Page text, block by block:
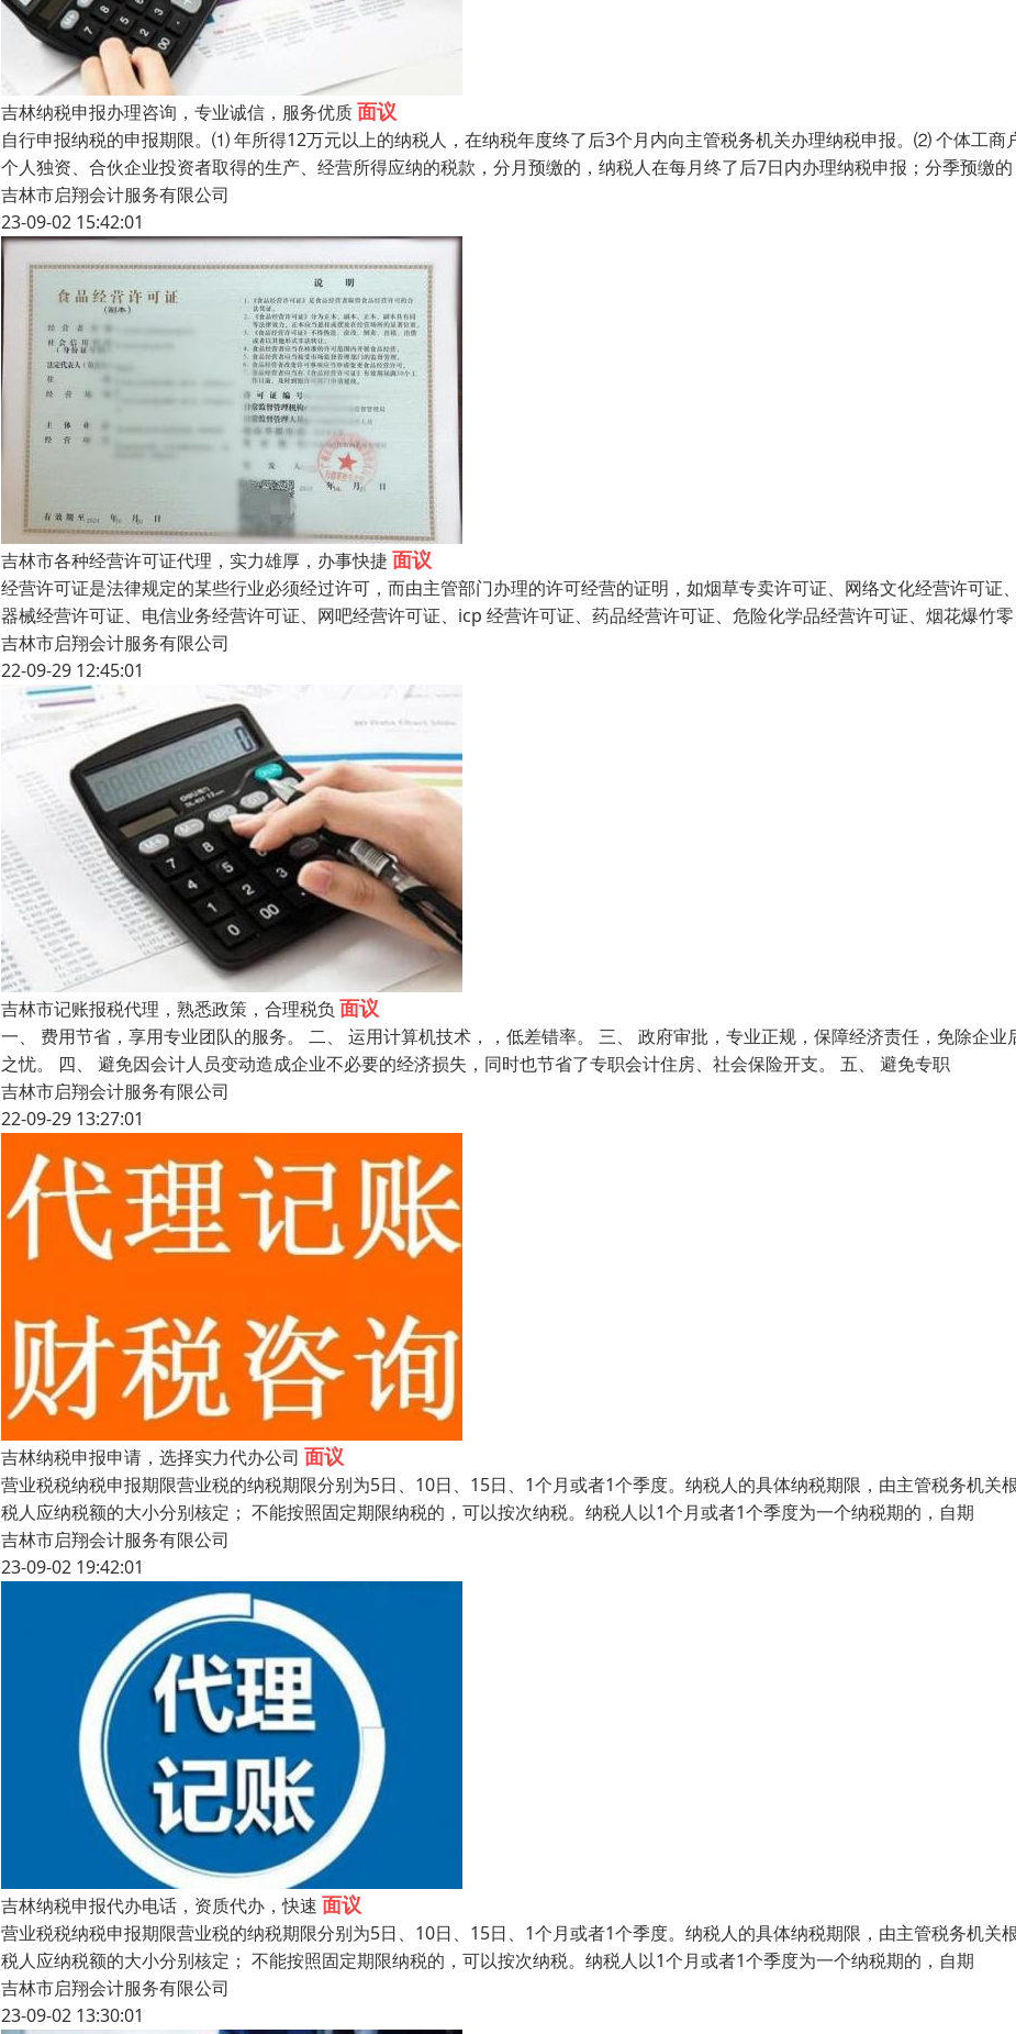
吉林纳税申报办理咨询，专业诚信，服务优质面议
自行申报纳税的申报期限。⑴ 年所得12万元以上的纳税人，在纳税年度终了后3个月内向主管税务机关办理纳税申报。⑵ 个体工商
个人独资、合伙企业投资者取得的生产、经营所得应纳的税款，分月预缴的，纳税人在每月终了后7日内办理纳税申报；分季预缴的
吉林市启翔会计服务有限公司
23-09-02 15:42:01
吉林市各种经营许可证代理，实力雄厚，办事快捷 面议
经营许可证是法律规定的某些行业必须经过许可，而由主管部门办理的许可经营的证明，如烟草专卖许可证、网络文化经营许可证
器械经营许可证、电信业务经营许可证、网吧经营许可证、icp 经营许可证、药品经营许可证、危险化学品经营许可证、烟花爆竹零
吉林市启翔会计服务有限公司
22-09-29 12:45:01
吉林市记账报税代理，熟悉政策，合理税负 面议
一、 费用节省，享用专业团队的服务。 二、 运用计算机技术，，低差错率。 三、 政府审批，专业正规，保障经济责任，免除企业
之忧。 四、 避免因会计人员变动造成企业不必要的经济损失，同时也节省了专职会计住房、社会保险开支。 五、 避免专职
吉林市启翔会计服务有限公司
22-09-29 13:27:01
吉林纳税申报申请，选择实力代办公司 面议
营业税税纳税申报期限营业税的纳税期限分别为5日、10日、15日、1个月或者1个季度。纳税人的具体纳税期限，由主管税务机关
税人应纳税额的大小分别核定； 不能按照固定期限纳税的，可以按次纳税。纳税人以1个月或者1个季度为一个纳税期的，自期
吉林市启翔会计服务有限公司
23-09-02 19:42:01
吉林纳税申报代办电话，资质代办，快速 面议
营业税税纳税申报期限营业税的纳税期限分别为5日、10日、15日、1个月或者1个季度。纳税人的具体纳税期限，由主管税务机关
税人应纳税额的大小分别核定； 不能按照固定期限纳税的，可以按次纳税。纳税人以1个月或者1个季度为一个纳税期的，自期
吉林市启翔会计服务有限公司
23-09-02 13:30:01